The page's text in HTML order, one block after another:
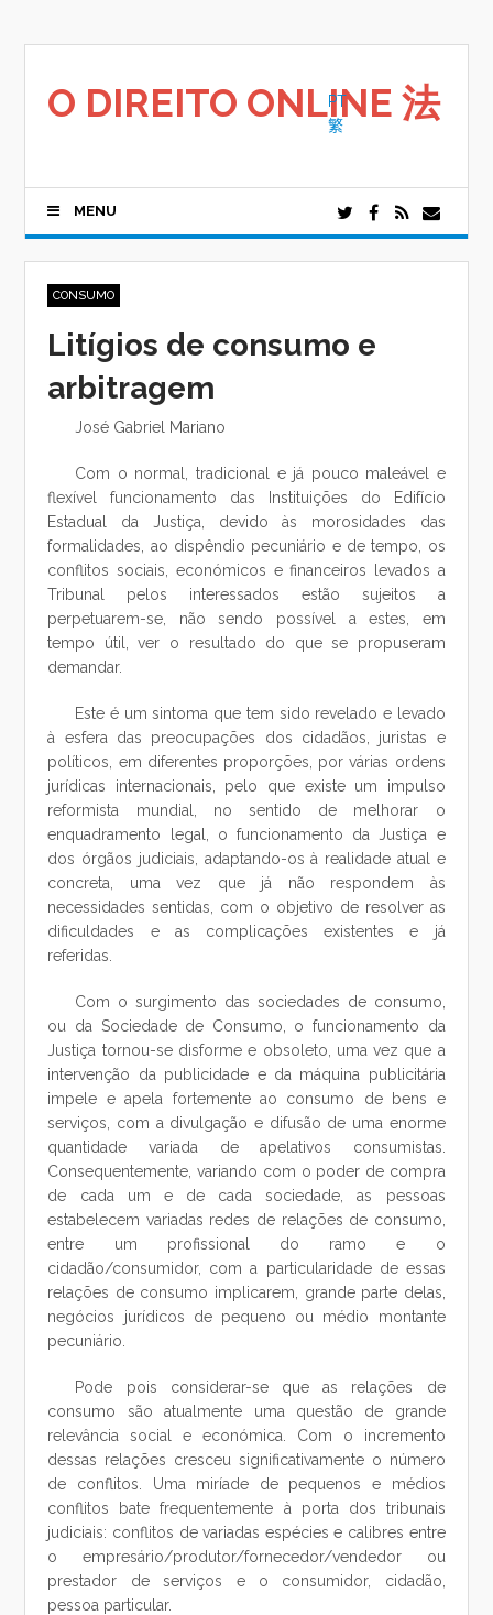
O DIREITO ONLINE 法
PT
繁
MENU
CONSUMO
Litígios de consumo e
arbitragem
José Gabriel Mariano
Com o normal, tradicional e já pouco maleável e
flexível funcionamento das Instituições do Edifício
Estadual da Justiça, devido às morosidades das
formalidades, ao dispêndio pecuniário e de tempo, os
conflitos sociais, económicos e financeiros levados a
Tribunal pelos interessados estão sujeitos a
perpetuarem-se, não sendo possível a estes, em
tempo útil, ver o resultado do que se propuseram
demandar.
Este é um sintoma que tem sido revelado e levado
à esfera das preocupações dos cidadãos, juristas e
políticos, em diferentes proporções, por várias ordens
jurídicas internacionais, pelo que existe um impulso
reformista mundial, no sentido de melhorar o
enquadramento legal, o funcionamento da Justiça e
dos órgãos judiciais, adaptando-os à realidade atual e
concreta, uma vez que já não respondem às
necessidades sentidas, com o objetivo de resolver as
dificuldades e as complicações existentes e já
referidas.
Com o surgimento das sociedades de consumo,
ou da Sociedade de Consumo, o funcionamento da
Justiça tornou-se disforme e obsoleto, uma vez que a
intervenção da publicidade e da máquina publicitária
impele e apela fortemente ao consumo de bens e
serviços, com a divulgação e difusão de uma enorme
quantidade variada de apelativos consumistas.
Consequentemente, variando com o poder de compra
de cada um e de cada sociedade, as pessoas
estabelecem variadas redes de relações de consumo,
entre um profissional do ramo e o
cidadão/consumidor, com a particularidade de essas
relações de consumo implicarem, grande parte delas,
negócios jurídicos de pequeno ou médio montante
pecuniário.
Pode pois considerar-se que as relações de
consumo são atualmente uma questão de grande
relevância social e económica. Com o incremento
dessas relações cresceu significativamente o número
de conflitos. Uma miríade de pequenos e médios
conflitos bate frequentemente à porta dos tribunais
judiciais: conflitos de variadas espécies e calibres entre
o empresário/produtor/fornecedor/vendedor ou
prestador de serviços e o consumidor, cidadão,
pessoa particular.